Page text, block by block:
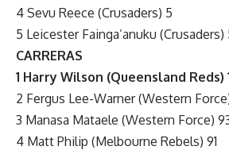
4 Sevu Reece (Crusaders) 5
5 Leicester Fainga’anuku (Crusaders)
CARRERAS
1 Harry Wilson (Queensland Reds)
2 Fergus Lee-Warner (Western
3 Manasa Mataele (Western Force)
4 Matt Philip (Melbourne Rebels) 91